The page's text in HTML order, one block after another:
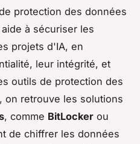
protection des données
à sécuriser les
projets d'IA, en
leur intégrité, et
outils de protection des
on retrouve les solutions
, comme BitLocker ou
de chiffrer les données